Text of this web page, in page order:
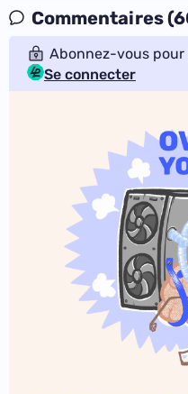
Commentaires
Abonnez-vous
Se connecter